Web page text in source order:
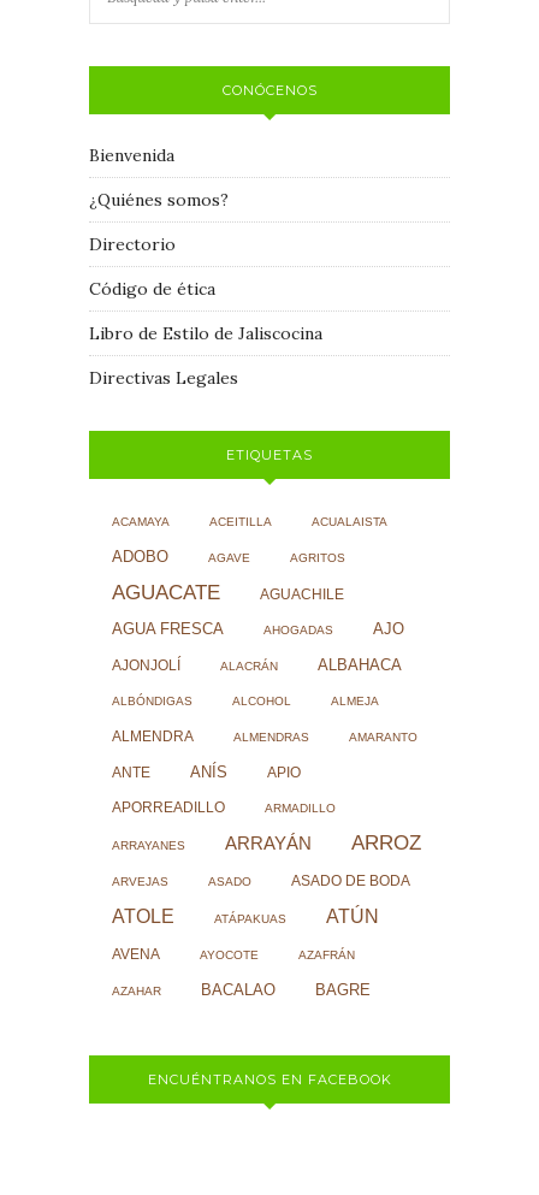
CONÓCENOS
Bienvenida
¿Quiénes somos?
Directorio
Código de ética
Libro de Estilo de Jaliscocina
Directivas Legales
ETIQUETAS
ACAMAYA ACEITILLA ACUALAISTA
ADOBO AGAVE AGRITOS
AGUACATE AGUACHILE
AGUA FRESCA AHOGADAS AJO
AJONJOLÍ ALACRÁN ALBAHACA
ALBÓNDIGAS ALCOHOL ALMEJA
ALMENDRA ALMENDRAS AMARANTO
ANTE ANÍS APIO
APORREADILLO ARMADILLO
ARRAYANES ARRAYÁN ARROZ
ARVEJAS ASADO ASADO DE BODA
ATOLE ATÁPAKUAS ATÚN
AVENA AYOCOTE AZAFRÁN
AZAHAR BACALAO BAGRE
ENCUÉNTRANOS EN FACEBOOK